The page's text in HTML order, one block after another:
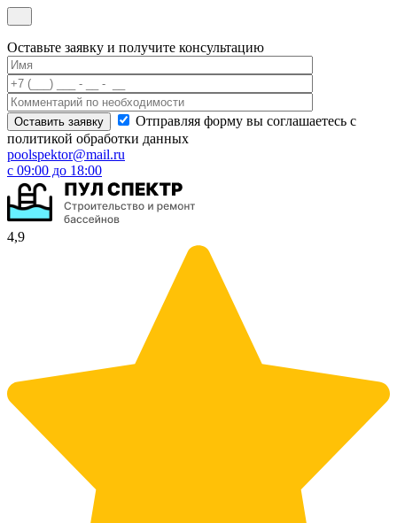
Оставьте заявку и получите консультацию
Отправляя форму вы соглашаетесь с
политикой обработки данных
poolspektor@mail.ru
с 09:00 до 18:00
4,9